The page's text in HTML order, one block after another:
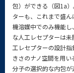
包）ができる（図1a
ターも、これまで盛
機溶媒中でのみ機能
な人工レセプターは未
工レセプターの設計指
きさのナノ空間を用い
分子の選択的な内包